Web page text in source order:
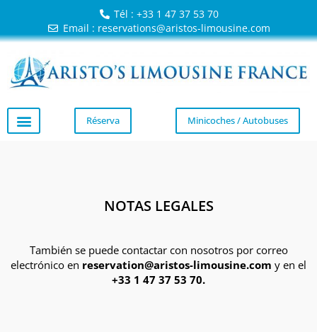
Tél : +33 1 47 37 53 70
Email : reservations@aristos-limousine.com
Réserva Minicoches / Autobuses
NOTAS LEGALES
También se puede contactar con nosotros por correo
electrónico en reservation@aristos-limousine.com y en el
+33 1 47 37 53 70.